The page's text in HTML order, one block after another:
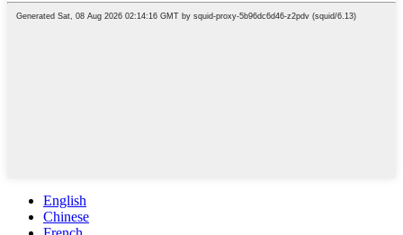
English
Chinese